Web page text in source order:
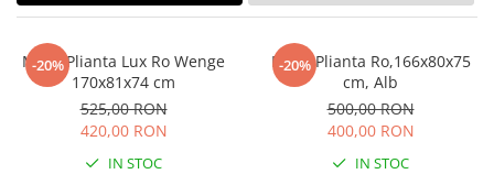
Dulapuri
Paturi
Saltele
Comode
Cuiere
Pantofare
-20%
Masa Plianta Lux Ro Wenge
170x81x74 cm
525,00 RON
420,00 RON
IN STOC
-20%
Masa Plianta Ro,166x80x75
cm, Alb
500,00 RON
400,00 RON
IN STOC